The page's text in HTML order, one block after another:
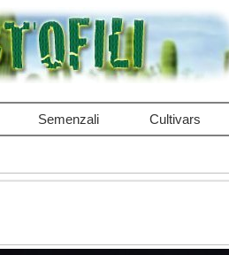
Semenzali Cultivars